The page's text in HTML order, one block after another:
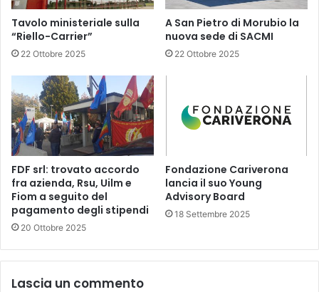
Tavolo ministeriale sulla
“Riello-Carrier”
22 Ottobre 2025
A San Pietro di Morubio la
nuova sede di SACMI
22 Ottobre 2025
FDF srl: trovato accordo
fra azienda, Rsu, Uilm e
Fiom a seguito del
pagamento degli stipendi
20 Ottobre 2025
Fondazione Cariverona
lancia il suo Young
Advisory Board
18 Settembre 2025
Lascia un commento